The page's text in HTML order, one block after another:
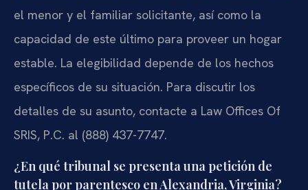
el menor y el familiar solicitante, así como la
capacidad de este último para proveer un hogar
estable. La elegibilidad depende de los hechos
específicos de su situación. Para discutir los
detalles de su asunto, contacte a Law Offices Of
SRIS, P.C. al (888) 437-7747.
¿En qué tribunal se presenta una petición de
tutela por parentesco en Alexandria, Virginia?